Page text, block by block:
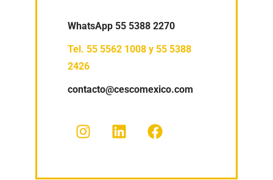
WhatsApp 55 5388 2270
Tel.55 5562 1008 y55 5388
2426
contacto@cescomexico.com